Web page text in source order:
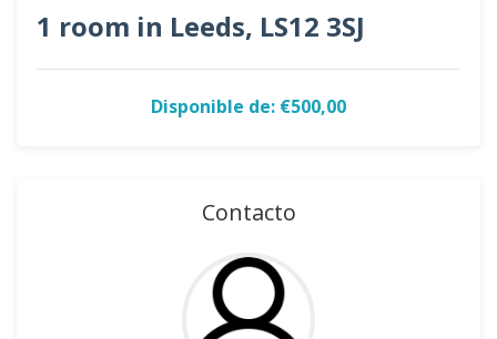
1 room in Leeds, LS12 3SJ
Disponible de: €500,00
Contacto